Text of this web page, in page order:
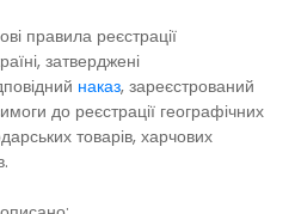
правила реєстрації
затверджені
наказ, зареєстрований
до реєстрації географічних
товарів, харчових